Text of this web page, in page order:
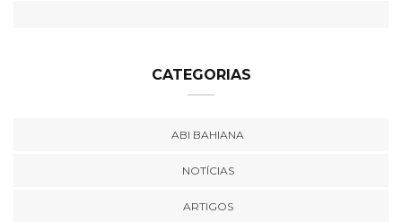
CATEGORIAS
ABI BAHIANA
NOTÍCIAS
ARTIGOS